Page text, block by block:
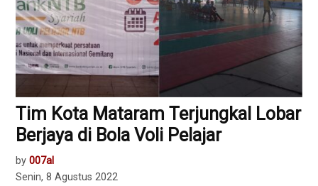
Tim Kota Mataram Terjungkal Lobar
Berjaya di Bola Voli Pelajar
by 007al
Senin, 8 Agustus 2022